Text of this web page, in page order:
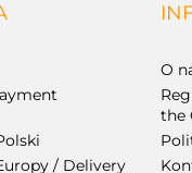
/ Delivery
O
the